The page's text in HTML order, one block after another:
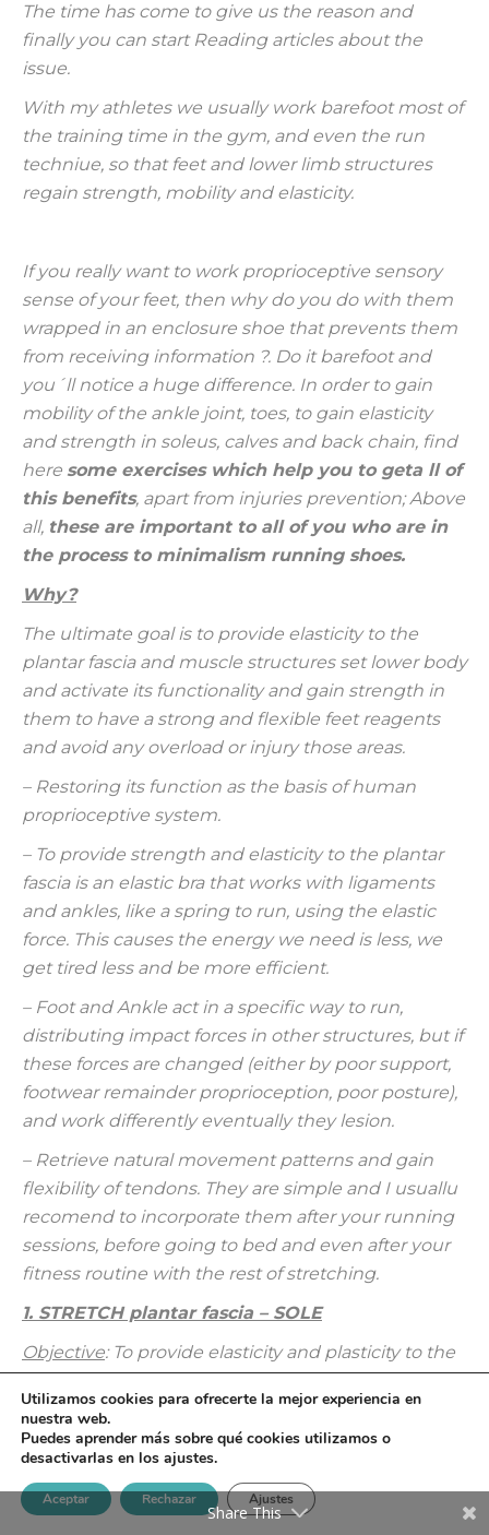
The time has come to give us the reason and
finally you can start Reading articles about the
issue.
With my athletes we usually work barefoot most of
the training time in the gym, and even the run
techniue, so that feet and lower limb structures
regain strength, mobility and elasticity.
If you really want to work proprioceptive sensory
sense of your feet, then why do you do with them
wrapped in an enclosure shoe that prevents them
from receiving information ?. Do it barefoot and
you´ll notice a huge difference. In order to gain
mobility of the ankle joint, toes, to gain elasticity
and strength in soleus, calves and back chain, find
here some exercises which help you to geta ll of
this benefits, apart from injuries prevention; Above
all, these are important to all of you who are in
the process to minimalism running shoes.
Why?
The ultimate goal is to provide elasticity to the
plantar fascia and muscle structures set lower body
and activate its functionality and gain strength in
them to have a strong and flexible feet reagents
and avoid any overload or injury those areas.
– Restoring its function as the basis of human
proprioceptive system.
– To provide strength and elasticity to the plantar
fascia is an elastic bra that works with ligaments
and ankles, like a spring to run, using the elastic
force. This causes the energy we need is less, we
get tired less and be more efficient.
– Foot and Ankle act in a specific way to run,
distributing impact forces in other structures, but if
these forces are changed (either by poor support,
footwear remainder proprioception, poor posture),
and work differently eventually they lesion.
– Retrieve natural movement patterns and gain
flexibility of tendons. They are simple and I usuallu
recomend to incorporate them after your running
sessions, before going to bed and even after your
fitness routine with the rest of stretching.
1. STRETCH plantar fascia – SOLE
Objective: To provide elasticity and plasticity to the
shortening.Starting position: sitting on our legs,
the tips of the fingers resting on the ground. Bring
your weight slightly back, where you will feel how
stretched.
Utilizamos cookies para ofrecerte la mejor experiencia en
nuestra web.
Puedes aprender más sobre qué cookies utilizamos o
desactivarlas en los ajustes.
Aceptar Rechazar Ajustes
Share This